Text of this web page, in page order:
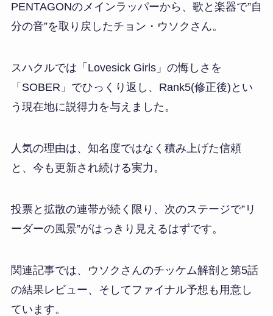
PENTAGONのメインラッパーから、歌と楽器で”自
分の音”を取り戻したチョン・ウソクさん。
スハクルでは「Lovesick Girls」の悔しさを
「SOBER」でひっくり返し、Rank5(修正後)とい
う現在地に説得力を与えました。
人気の理由は、知名度ではなく積み上げた信頼
と、今も更新され続ける実力。
投票と拡散の連帯が続く限り、次のステージで”リ
ーダーの風景”がはっきり見えるはずです。
関連記事では、ウソクさんのチッケム解剖と第5話
の結果レビュー、そしてファイナル予想も用意し
ています。